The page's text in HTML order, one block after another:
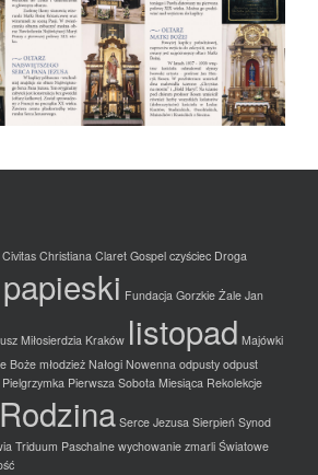
Civitas Christiana Claret Gospel czyściec Droga
Fundacja Gorzkie Żale Jan
Miłosierdzia Kraków listopad Majówki
Bożemłodzież Nałogi Nowenna odpusty odpust
Pielgrzymka Pierwsza Sobota Miesiąca Rekolekcje
Rodzina Serce Jezusa Sierpień Synod
Triduum Paschalne wychowanie zmarli Światowe